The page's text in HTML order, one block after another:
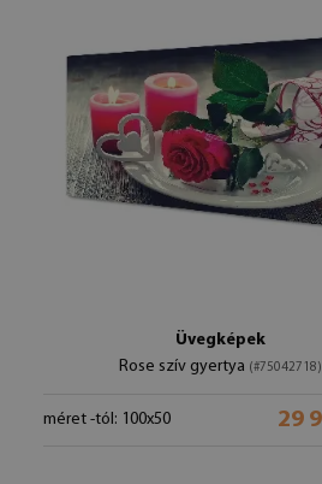
Üvegképek
Rose szív gyertya (#75042718)
méret -tól: 100x50 29